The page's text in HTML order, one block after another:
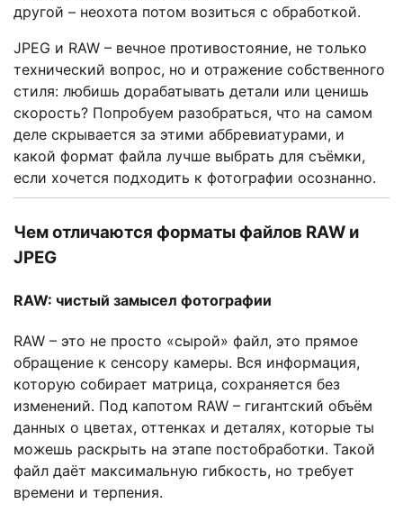
другой – неохота потом возиться с обработкой.
JPEG и RAW – вечное противостояние, не только
технический вопрос, но и отражение собственного
стиля: любишь дорабатывать детали или ценишь
скорость? Попробуем разобраться, что на самом
деле скрывается за этими аббревиатурами, и
какой формат файла лучше выбрать для съёмки,
если хочется подходить к фотографии осознанно.
Чем отличаются форматы файлов RAW и
JPEG
RAW: чистый замысел фотографии
RAW – это не просто «сырой» файл, это прямое
обращение к сенсору камеры. Вся информация,
которую собирает матрица, сохраняется без
изменений. Под капотом RAW – гигантский объём
данных о цветах, оттенках и деталях, которые ты
можешь раскрыть на этапе постобработки. Такой
файл даёт максимальную гибкость, но требует
времени и терпения.